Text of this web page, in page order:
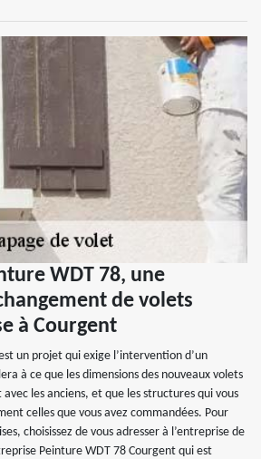
WDT 78, une
de volets
à Courgent
un projet qui exige l’intervention d’un
à ce que les dimensions des nouveaux volets
les anciens, et que les structures qui vous
celles que vous avez commandées. Pour
choisissez de vous adresser à l’entreprise de
Peinture WDT 78 Courgent qui est